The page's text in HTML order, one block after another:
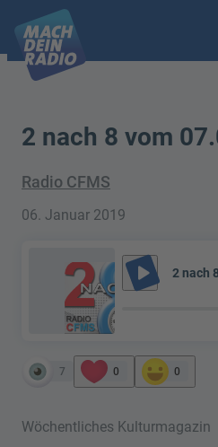
2 nach 8 vom
Radio CFMS
06. Januar 2019
play_arrow 2 nach
7 0 0
Wöchentliches Kulturmagazin